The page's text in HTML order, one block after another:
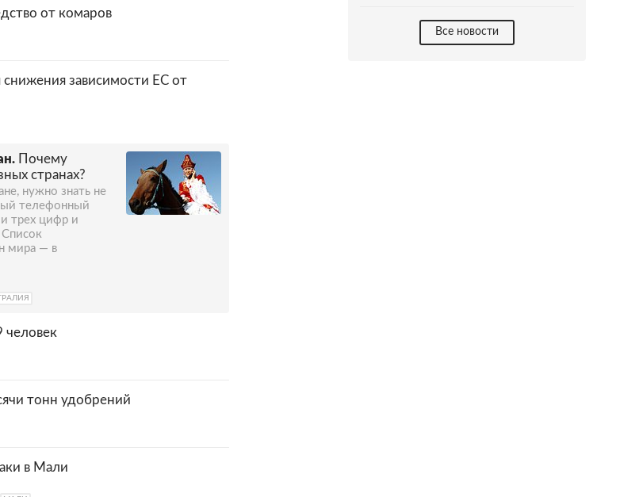
от комаров
зависимости ЕС от
Почему
странах?
нужно знать не
телефонный
трех цифр и
мира — в
человек
тонн удобрений
в Мали
Все новости